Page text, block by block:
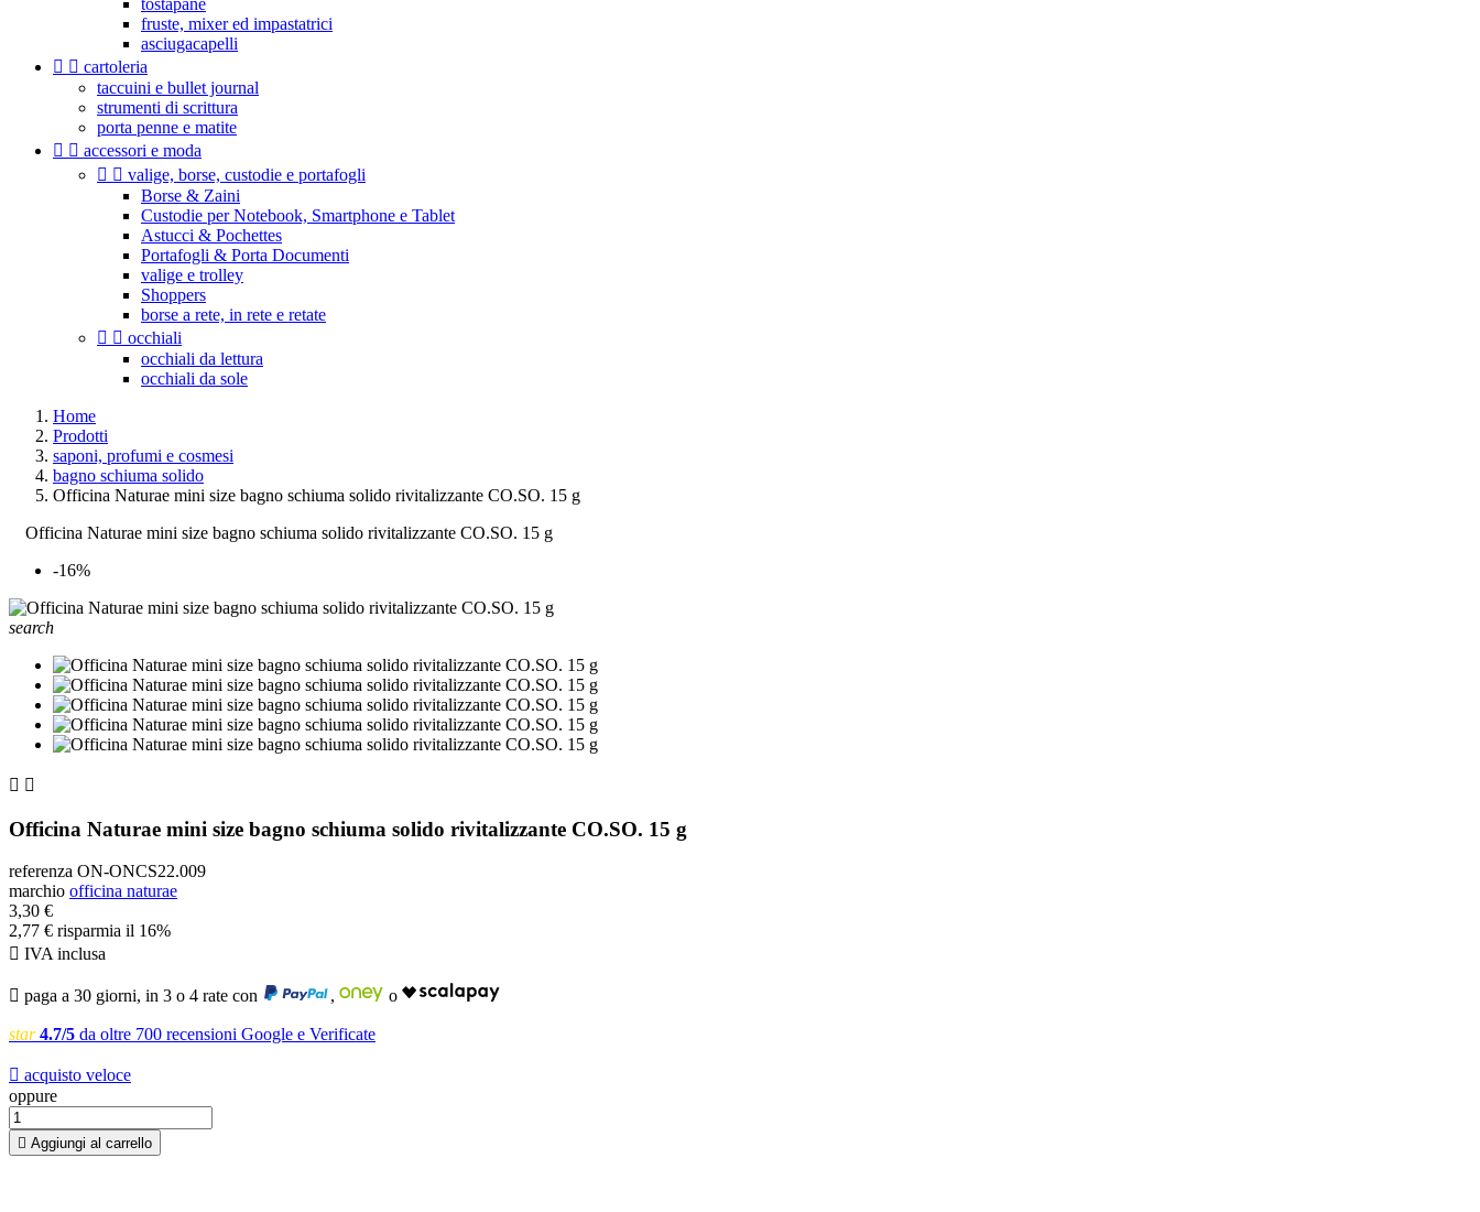
tostapane
fruste, mixer ed impastatrici
asciugacapelli
  cartoleria
taccuini e bullet journal
strumenti di scrittura
porta penne e matite
  accessori e moda
  valige, borse, custodie e portafogli
Borse & Zaini
Custodie per Notebook, Smartphone e Tablet
Astucci & Pochettes
Portafogli & Porta Documenti
valige e trolley
Shoppers
borse a rete, in rete e retate
  occhiali
occhiali da lettura
occhiali da sole
Home
Prodotti
saponi, profumi e cosmesi
bagno schiuma solido
Officina Naturae mini size bagno schiuma solido rivitalizzante CO.SO. 15 g
Officina Naturae mini size bagno schiuma solido rivitalizzante CO.SO. 15 g
-16%
search
 
Officina Naturae mini size bagno schiuma solido rivitalizzante CO.SO. 15 g
referenza ON-ONCS22.009
marchio officina naturae
3,30 €
2,77 € risparmia il 16%
 IVA inclusa
 paga a 30 giorni, in 3 o 4 rate con , o
star 4.7/5 da oltre 700 recensioni Google e Verificate
 acquisto veloce
oppure
 Aggiungi al carrello